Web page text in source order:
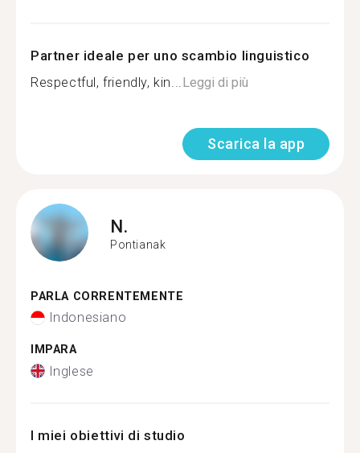
Partner ideale per uno scambio linguistico
Respectful, friendly, kin... Leggi di più
Scarica la app
N.
Pontianak
PARLA CORRENTEMENTE
Indonesiano
IMPARA
Inglese
I miei obiettivi di studio